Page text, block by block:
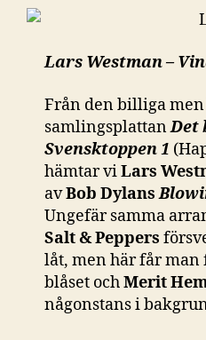
Lars Westman –
Från den billiga
samlingsplattanDet
Svensktoppen 1
hämtar viLars
avBob Dylans
Ungefär samma
Salt & Peppers
låt, men här får
blåset ochMerit
någonstans i